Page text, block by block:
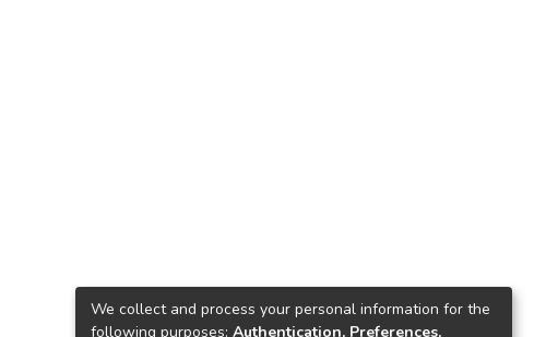
We collect and process your personal information for the
following purposes: Authentication, Preferences,